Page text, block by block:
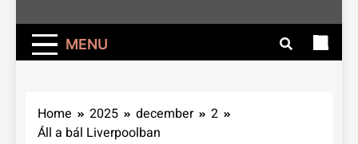
MENU
Home 2025 december
2
Áll a bál Liverpoolban